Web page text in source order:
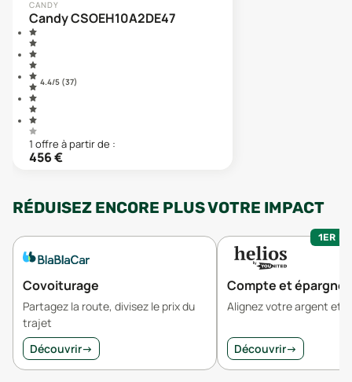
CANDY
Candy CSOEH10A2DE47
4.4/5 (37)
1 offre à partir de :
456€
RÉDUISEZ ENCORE PLUS VOTRE IMPACT
Covoiturage
Partagez la route, divisez le prix du
trajet
Découvrir→
1ER
Compte et épargne
Alignez votre argent et
Découvrir→